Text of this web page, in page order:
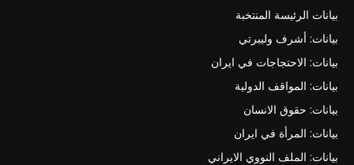
بيانات الرئيسة المنتخبة
بيانات: أشرف وليبرتي
بيانات: الاحتجاجات في ايران
بيانات: المواقف الدولية
بيانات: حقوق الانسان
بيانات: المرأة في ايران
بيانات: الملف النووي الايراني